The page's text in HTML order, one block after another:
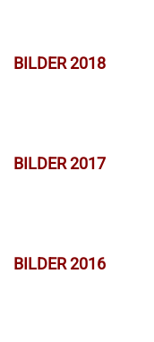
BILDER 2018
BILDER 2017
BILDER 2016